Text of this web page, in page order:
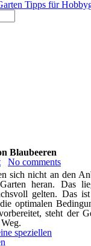
Blaubeeren
No comments
sich nicht an den
heran. Das
gelten. Das
optimalen
steht der